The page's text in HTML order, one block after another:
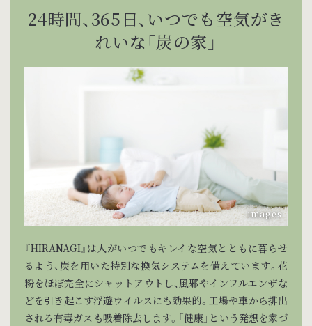
24時間、365日、 いつでも空気がき
れいな「炭の家」
『HIRANAGI』は人がいつでもキレイな空気とともに暮らせ
るよう、炭を用いた特別な換気システムを備えています。花
粉をほぼ完全にシャットアウトし、風邪やインフルエンザな
どを引き起こす浮遊ウイルスにも効果的。工場や車から排出
される有毒ガスも吸着除去します。「健康」という発想を家づ